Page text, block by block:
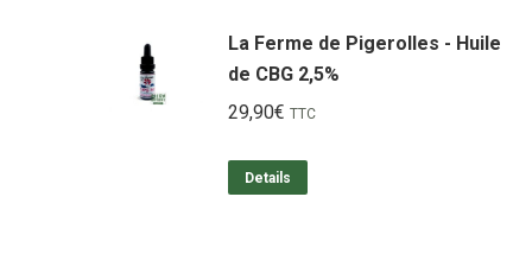
La Ferme de Pigerolles - Huile
de CBG 2,5%
29,90€ TTC
Details